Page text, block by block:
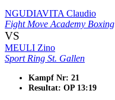
NGUDIAVITA Claudio
Fight Move Academy Boxing
VS
MEULI Zino
Sport Ring St. Gallen
Kampf Nr: 21
Resultat: OP 13:19